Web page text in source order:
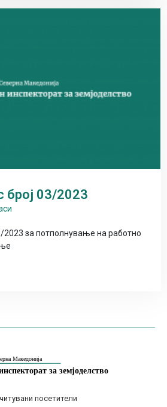
број 03/2023
2023 за потполнување на работно
посетители